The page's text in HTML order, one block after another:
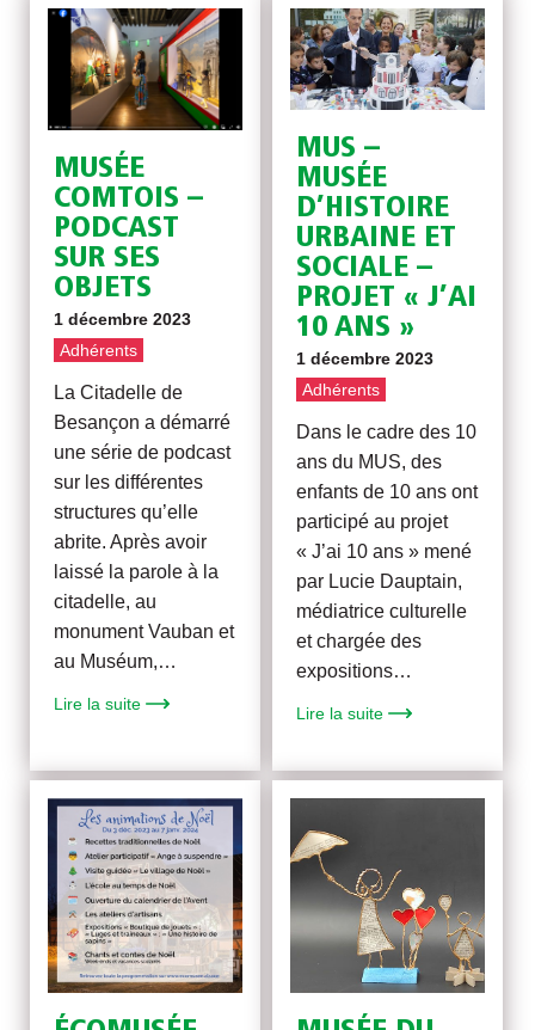
MUSÉE
COMTOIS –
PODCAST
SUR SES
OBJETS
1 décembre 2023
Adhérents
La Citadelle de
Besançon a démarré
une série de podcast
sur les différentes
structures qu’elle
abrite. Après avoir
laissé la parole à la
citadelle, au
monument Vauban et
au Muséum,…
Lire la suite
MUS –
MUSÉE
D’HISTOIRE
URBAINE ET
SOCIALE –
PROJET « J’AI
10 ANS »
1 décembre 2023
Adhérents
Dans le cadre des 10
ans du MUS, des
enfants de 10 ans ont
participé au projet
« J’ai 10 ans » mené
par Lucie Dauptain,
médiatrice culturelle
et chargée des
expositions…
Lire la suite